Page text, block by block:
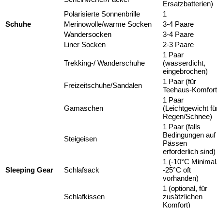
Ersatzbatterien)
Polarisierte Sonnenbrille
1
Schuhe
Merinowolle/warme Socken
3-4 Paare
Wandersocken
3-4 Paare
Liner Socken
2-3 Paare
Trekking-/ Wanderschuhe
1 Paar
(wasserdicht,
eingebrochen)
Freizeitschuhe/Sandalen
1 Paar (für
Teehaus-
Gamaschen
1 Paar
(Leichtgewicht
Regen/Schnee)
Steigeisen
1 Paar (falls
Bedingungen auf
Pässen
erforderlich sind)
Sleeping Gear Schlafsack
1 (-10°C
-25°C oft
vorhanden)
Schlafkissen
1 (optional, für
zusätzlichen
Komfort)